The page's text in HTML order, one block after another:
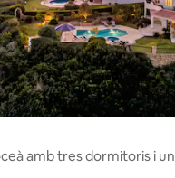
amb tres dormitoris i un